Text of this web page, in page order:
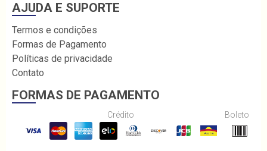
AJUDA E SUPORTE
Termos e condições
Formas de Pagamento
Políticas de privacidade
Contato
FORMAS DE PAGAMENTO
Crédito Boleto